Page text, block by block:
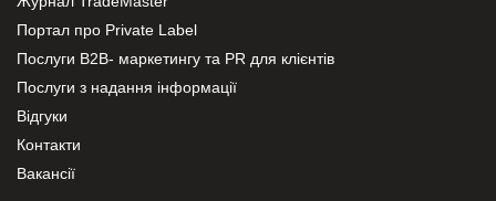
Портал про Private Label
Послуги В2В- маркетингу та PR для клієнтів
Послуги з надання інформації
Відгуки
Контакти
Вакансії